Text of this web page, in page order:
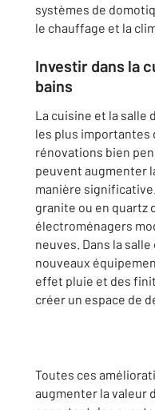
systèmes de
le chauffage et la
Investir dans la
bains
La cuisine et la salle
les plus importantes
rénovations bien
peuvent augmenter
manière
granite ou en quartz
électroménagers
neuves. Dans la
nouveaux
effet pluie et des
créer un espace de
Toutes ces
augmenter la valeur